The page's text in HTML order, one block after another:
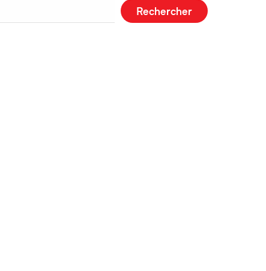
Rechercher